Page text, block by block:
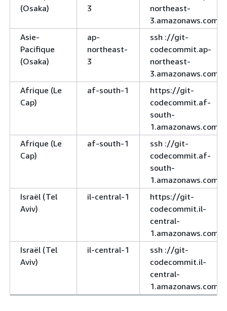
(Osaka)
3
northeast-
3.amazonaws.com
Asie-
Pacifique
(Osaka)
ap-
northeast-
3
ssh ://git-
codecommit.ap-
northeast-
3.amazonaws.com
Afrique (Le
Cap)
af-south-1
https://git-
codecommit.af-
south-
1.amazonaws.com
Afrique (Le
Cap)
af-south-1
ssh ://git-
codecommit.af-
south-
1.amazonaws.com
Israël (Tel
Aviv)
il-central-1
https://git-
codecommit.il-
central-
1.amazonaws.com
Israël (Tel
Aviv)
il-central-1
ssh ://git-
codecommit.il-
central-
1.amazonaws.com